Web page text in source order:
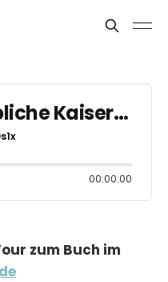
Der unsterbliche Kaiser (DGD Classics)
1x
00:00:00
zum Buch im